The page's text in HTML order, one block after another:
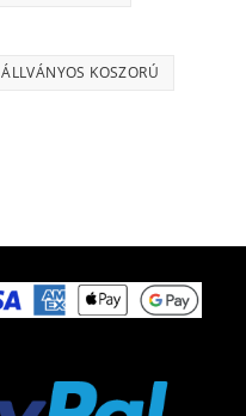
ÁLLVÁNYOS KOSZORÚ